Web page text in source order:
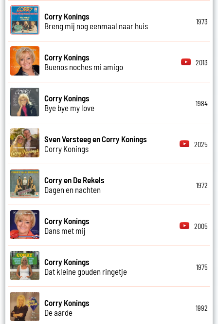
Corry Konings
Breng mij nog eenmaal naar huis
1973
Corry Konings
Buenos noches mi amigo
2013
Corry Konings
Bye bye my love
1984
Sven Versteeg en Corry Konings
Corry Konings
2025
Corry en De Rekels
Dagen en nachten
1972
Corry Konings
Dans met mij
2005
Corry Konings
Dat kleine gouden ringetje
1975
Corry Konings
De aarde
1992